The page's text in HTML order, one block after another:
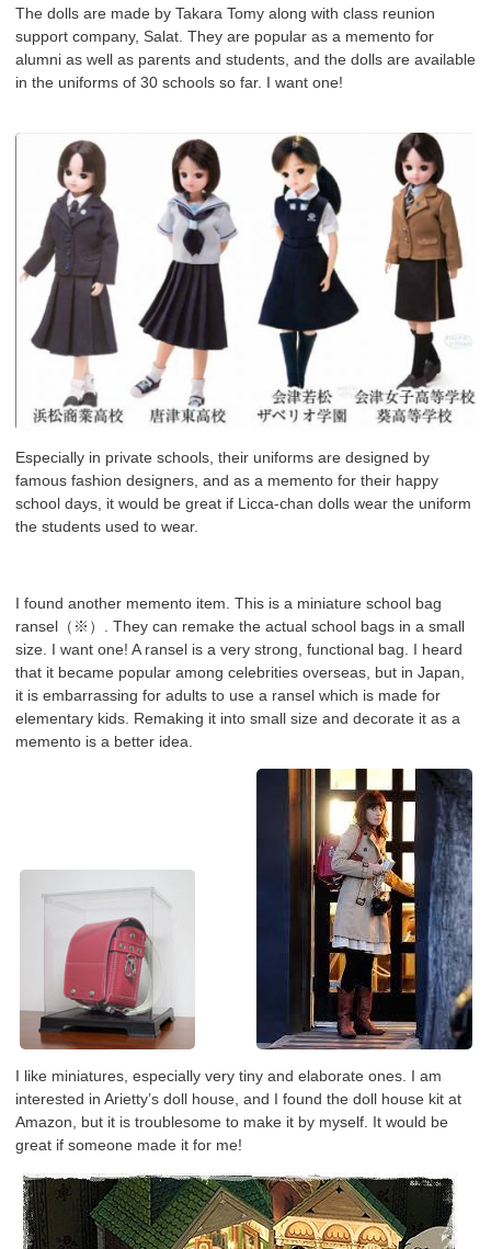
The dolls are made by Takara Tomy along with class reunion
support company, Salat. They are popular as a memento for
alumni as well as parents and students, and the dolls are available
in the uniforms of 30 schools so far. I want one!
Especially in private schools, their uniforms are designed by
famous fashion designers, and as a memento for their happy
school days, it would be great if Licca-chan dolls wear the uniform
the students used to wear.
I found another memento item. This is a miniature school bag
ransel（※）. They can remake the actual school bags in a small
size. I want one! A ransel is a very strong, functional bag. I heard
that it became popular among celebrities overseas, but in Japan,
it is embarrassing for adults to use a ransel which is made for
elementary kids. Remaking it into small size and decorate it as a
memento is a better idea.
I like miniatures, especially very tiny and elaborate ones. I am
interested in Arietty’s doll house, and I found the doll house kit at
Amazon, but it is troublesome to make it by myself. It would be
great if someone made it for me!